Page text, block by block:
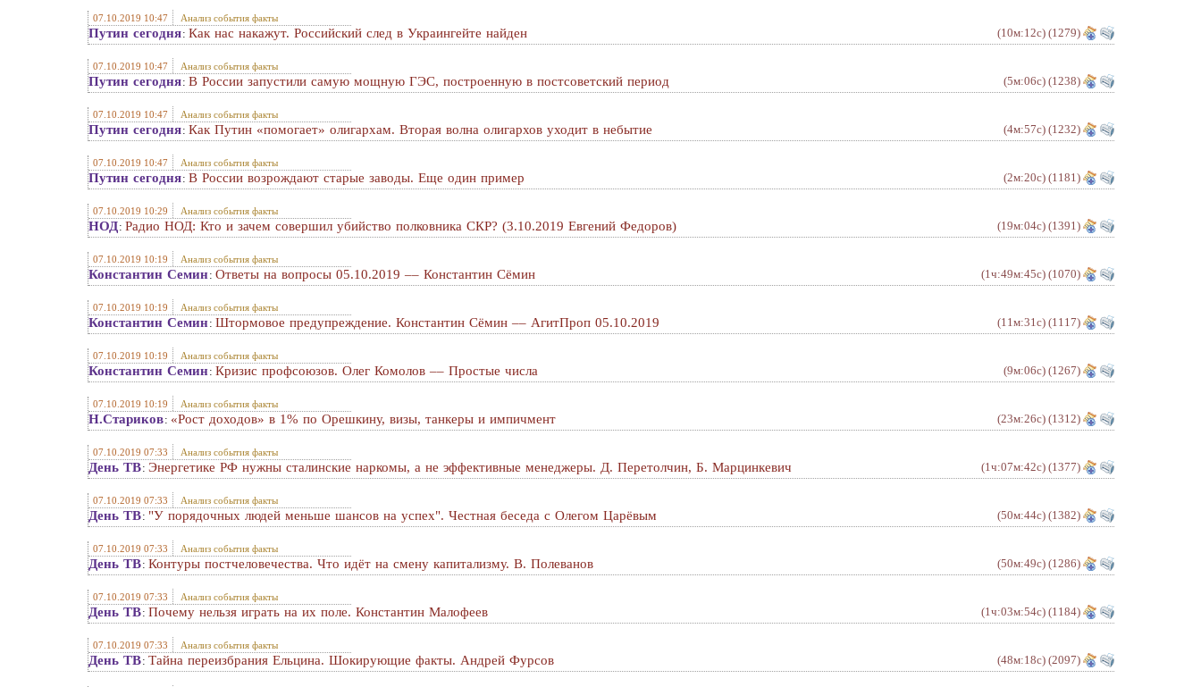
07.10.2019 10:47 Анализ события факты
Путин сегодня: Как нас накажут. Российский след в Украингейте найден (10м:12с) (1279)
07.10.2019 10:47 Анализ события факты
Путин сегодня: В России запустили самую мощную ГЭС, построенную в постсоветский период (5м:06с) (1238)
07.10.2019 10:47 Анализ события факты
Путин сегодня: Как Путин «помогает» олигархам. Вторая волна олигархов уходит в небытие (4м:57с) (1232)
07.10.2019 10:47 Анализ события факты
Путин сегодня: В России возрождают старые заводы. Еще один пример (2м:20с) (1181)
07.10.2019 10:29 Анализ события факты
НОД: Радио НОД: Кто и зачем совершил убийство полковника СКР? (3.10.2019 Евгений Федоров) (19м:04с) (1391)
07.10.2019 10:19 Анализ события факты
Константин Семин: Ответы на вопросы 05.10.2019 –– Константин Сёмин (1ч:49м:45с) (1070)
07.10.2019 10:19 Анализ события факты
Константин Семин: Штормовое предупреждение. Константин Сёмин –– АгитПроп 05.10.2019 (11м:31с) (1117)
07.10.2019 10:19 Анализ события факты
Константин Семин: Кризис профсоюзов. Олег Комолов –– Простые числа (9м:06с) (1267)
07.10.2019 10:19 Анализ события факты
Н.Стариков: «Рост доходов» в 1% по Орешкину, визы, танкеры и импичмент (23м:26с) (1312)
07.10.2019 07:33 Анализ события факты
День ТВ: Энергетике РФ нужны сталинские наркомы, а не эффективные менеджеры. Д. Перетолчин, Б. Марцинкевич (1ч:07м:42с) (1377)
07.10.2019 07:33 Анализ события факты
День ТВ: "У порядочных людей меньше шансов на успех". Честная беседа с Олегом Царёвым (50м:44с) (1382)
07.10.2019 07:33 Анализ события факты
День ТВ: Контуры постчеловечества. Что идёт на смену капитализму. В. Полеванов (50м:49с) (1286)
07.10.2019 07:33 Анализ события факты
День ТВ: Почему нельзя играть на их поле. Константин Малофеев (1ч:03м:54с) (1184)
07.10.2019 07:33 Анализ события факты
День ТВ: Тайна переизбрания Ельцина. Шокирующие факты. Андрей Фурсов (48м:18с) (2097)